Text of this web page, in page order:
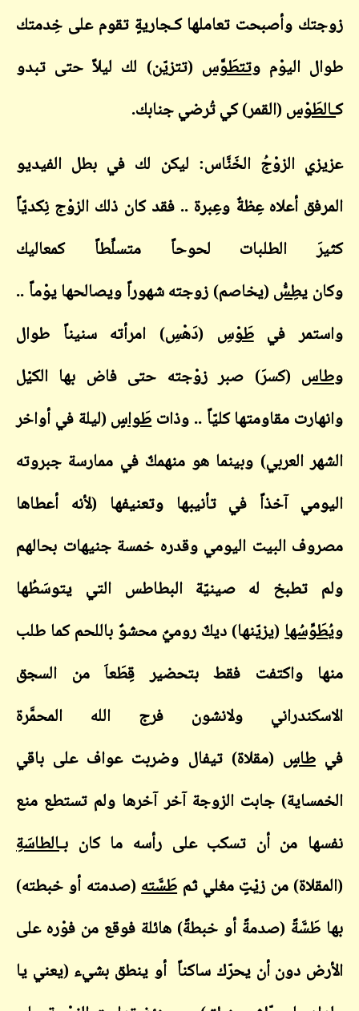
زوجتك وأصبحت تعاملها كـجاريةٍ تقوم على خِدمتك
طوال اليوْم وتتطَوَّس (تتزيّن) لك ليلاً حتى تبدو
كـالطَوْس(القمر) كي تُرضي جنابك.
عزيزي الزوْجُ الخَنَّاس: ليكن لك في بطل الفيديو
المرفق أعلاه عِظةٌ وعِبرة .. فقد كان ذلك الزوْج نِكديّاً
كثيرَ الطلبات لحوحاً متسلِّطاً كمعاليك
وكانيطِسُّ(يخاصم) زوجته شهوراً ويصالحها يوْماً ..
واستمر فيطَوْسِ (دَهْسِ) امرأته سنيناً طوال
وطاس (كسرَ) صبر زوْجته حتى فاض بها الكيْل
وانهارت مقاومتها كليّاً .. وذاتطَواسٍ(ليلة في أواخر
الشهر العربي) وبينما هو منهمكٌ في ممارسة جبروته
اليومي آخذاً في تأنيبها وتعنيفها (لأنه أعطاها
مصروف البيت اليومي وقدره خمسة جنيهات بحالهم
ولم تطبخ له صينيّة البطاطس التي يتوسَطُها
ويُطَوِّسُها(يزيّنها) ديكٌ روميٌ محشوٌ باللحم كما طلب
منها واكتفت فقط بتحضير قِطَعاَ من السجق
الاسكندراني ولانشون فرج الله المحمَّرة
فيطاسٍ (مقلاة) تيفال وضربت عواف على باقي
الخمساية) جابت الزوجة آخر آخرها ولم تستطع منع
نفسها من أن تسكب على رأسه ما كان بـالطاسَة
(المقلاة) من زيْتٍ مغلي ثمطَسَّته(صدمته أو خبطته)
بها طَسَّةً (صدمةً أو خبطةً) هائلة فوقع من فوْره على
الأرض دون أن يحرّك ساكناً أو ينطق بشيء (يعني يا